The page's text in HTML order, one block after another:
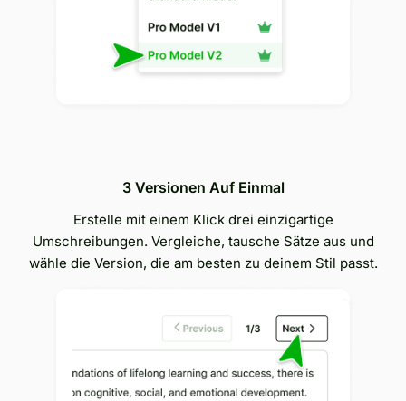
3 Versionen Auf Einmal
Erstelle mit einem Klick drei einzigartige
Umschreibungen. Vergleiche, tausche Sätze aus und
wähle die Version, die am besten zu deinem Stil passt.